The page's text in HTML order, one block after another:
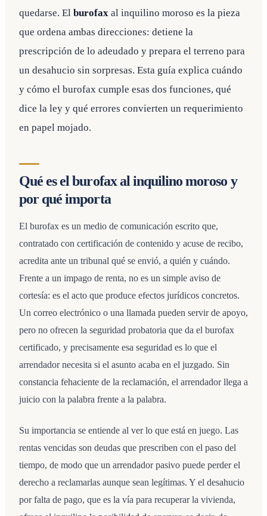
quedarse. El burofax al inquilino moroso es la pieza
que ordena ambas direcciones: detiene la
prescripción de lo adeudado y prepara el terreno para
un desahucio sin sorpresas. Esta guía explica cuándo
y cómo el burofax cumple esas dos funciones, qué
dice la ley y qué errores convierten un requerimiento
en papel mojado.
Qué es el burofax al inquilino moroso y
por qué importa
El burofax es un medio de comunicación escrito que,
contratado con certificación de contenido y acuse de recibo,
acredita ante un tribunal qué se envió, a quién y cuándo.
Frente a un impago de renta, no es un simple aviso de
cortesía: es el acto que produce efectos jurídicos concretos.
Un correo electrónico o una llamada pueden servir de apoyo,
pero no ofrecen la seguridad probatoria que da el burofax
certificado, y precisamente esa seguridad es lo que el
arrendador necesita si el asunto acaba en el juzgado. Sin
constancia fehaciente de la reclamación, el arrendador llega a
juicio con la palabra frente a la palabra.
Su importancia se entiende al ver lo que está en juego. Las
rentas vencidas son deudas que prescriben con el paso del
tiempo, de modo que un arrendador pasivo puede perder el
derecho a reclamarlas aunque sean legítimas. Y el desahucio
por falta de pago, que es la vía para recuperar la vivienda,